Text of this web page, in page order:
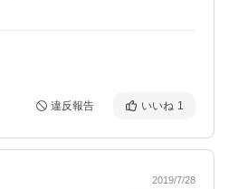
違反報告 いいね 1
2019/7/28